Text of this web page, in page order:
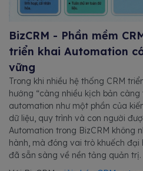
BizCRM - Phần mềm
triển khai Automation
vững
Trong khi nhiều hệ thống CRM
hướng “càng nhiều kịch bản càng
automation như một phần của
dữ liệu, quy trình và con người
Automation trong BizCRM không
hành, mà đóng vai trò khuếch đại
đã sẵn sàng về nền tảng quản trị.